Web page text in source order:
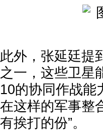
此外，张延廷提
之一，这些卫星
10的协同作战能
在这样的军事整
有挨打的份”。